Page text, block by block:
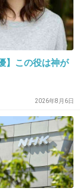
大変でした。
ながら楽しそ
が真っ暗で自
々と書類を。
た！
-9
った瞬間に部
らドドンされ
】この役は神が
2026年8月6日